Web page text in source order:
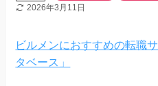
2026年3月11日
ビルメンにおすすめの転職
タベース」